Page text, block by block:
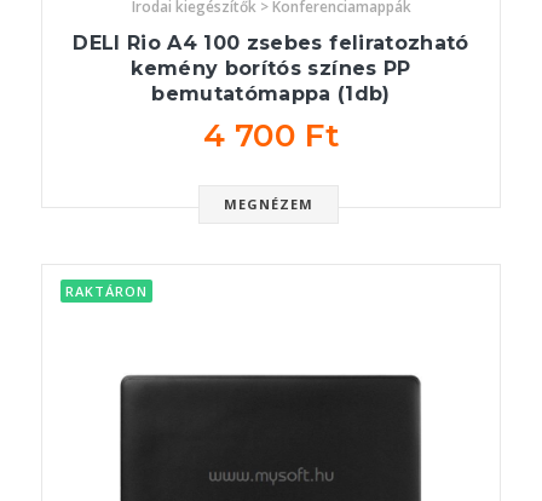
Irodai kiegészítők > Konferenciamappák
DELI Rio A4 100 zsebes feliratozható
kemény borítós színes PP
bemutatómappa (1db)
4 700 Ft
MEGNÉZEM
RAKTÁRON